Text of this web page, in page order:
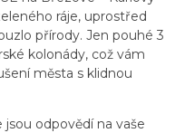
ráje, uprostřed
přírody. Jen pouhé 3
kolonády, což vám
města s klidnou
odpovědí na vaše